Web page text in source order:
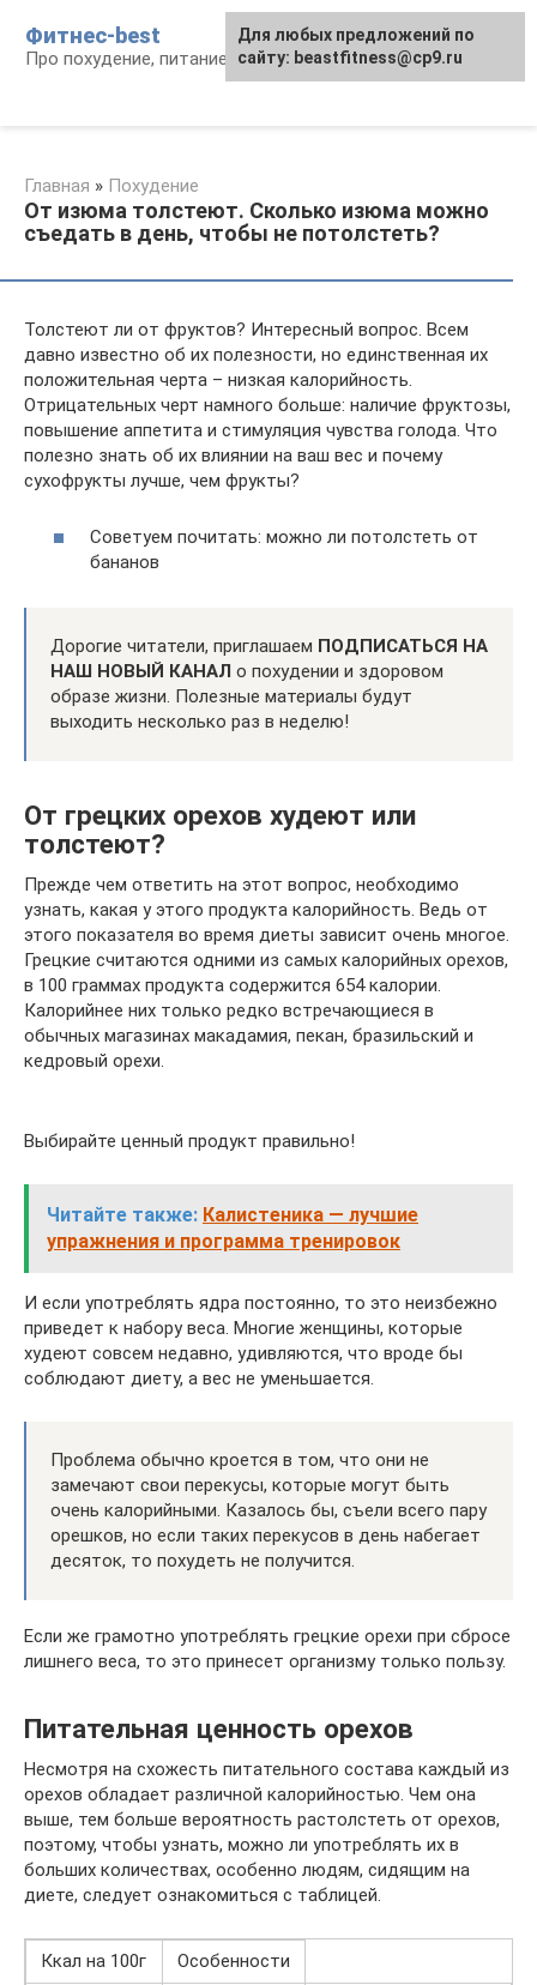
контенту
Фитнес-best
Про похудение, питание и фитнес
Главная » Похудение
От изюма толстеют. Сколько изюма можно
съедать в день, чтобы не потолстеть?
Толстеют ли от фруктов? Интересный вопрос. Всем
давно известно об их полезности, но единственная их
положительная черта – низкая калорийность.
Отрицательных черт намного больше: наличие фруктозы,
повышение аппетита и стимуляция чувства голода. Что
полезно знать об их влиянии на ваш вес и почему
сухофрукты лучше, чем фрукты?
Советуем почитать: можно ли потолстеть от
бананов
Дорогие читатели, приглашаем ПОДПИСАТЬСЯ НА
НАШ НОВЫЙ КАНАЛ о похудении и здоровом
образе жизни. Полезные материалы будут
выходить несколько раз в неделю!
От грецких орехов худеют или
толстеют?
Прежде чем ответить на этот вопрос, необходимо
узнать, какая у этого продукта калорийность. Ведь от
этого показателя во время диеты зависит очень многое.
Грецкие считаются одними из самых калорийных орехов,
в 100 граммах продукта содержится 654 калории.
Калорийнее них только редко встречающиеся в
обычных магазинах макадамия, пекан, бразильский и
кедровый орехи.
Выбирайте ценный продукт правильно!
Читайте также: Калистеника — лучшие
упражнения и программа тренировок
И если употреблять ядра постоянно, то это неизбежно
приведет к набору веса. Многие женщины, которые
худеют совсем недавно, удивляются, что вроде бы
соблюдают диету, а вес не уменьшается.
Проблема обычно кроется в том, что они не
замечают свои перекусы, которые могут быть
очень калорийными. Казалось бы, съели всего пару
орешков, но если таких перекусов в день набегает
десяток, то похудеть не получится.
Если же грамотно употреблять грецкие орехи при сбросе
лишнего веса, то это принесет организму только пользу.
Питательная ценность орехов
Несмотря на схожесть питательного состава каждый из
орехов обладает различной калорийностью. Чем она
выше, тем больше вероятность растолстеть от орехов,
поэтому, чтобы узнать, можно ли употреблять их в
больших количествах, особенно людям, сидящим на
диете, следует ознакомиться с таблицей.
Ккал на 100г Особенности
Для любых предложений по
сайту: beastfitness@cp9.ru